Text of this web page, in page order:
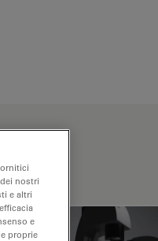
nostri
e altri
e
proprie